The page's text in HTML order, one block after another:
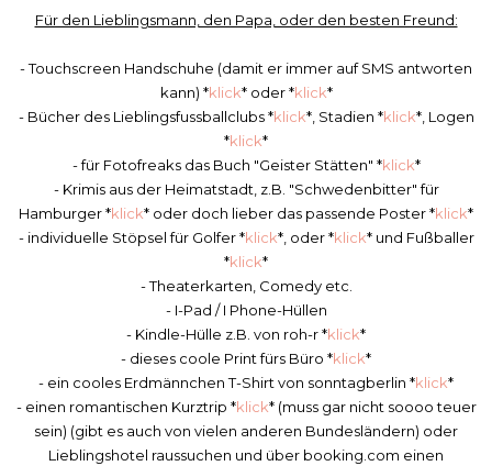
Für den Lieblingsmann, den Papa, oder den besten Freund:
- Touchscreen Handschuhe (damit er immer auf SMS antworten
kann) *klick* oder *klick*
- Bücher des Lieblingsfussballclubs *klick*, Stadien *klick*, Logen
*klick*
- für Fotofreaks das Buch "Geister Stätten" *klick*
- Krimis aus der Heimatstadt, z.B. "Schwedenbitter" für
Hamburger *klick* oder doch lieber das passende Poster *klick*
- individuelle Stöpsel für Golfer *klick*, oder *klick* und Fußballer
*klick*
- Theaterkarten, Comedy etc.
- I-Pad / I Phone-Hüllen
- Kindle-Hülle z.B. von roh-r *klick*
- dieses coole Print fürs Büro *klick*
- ein cooles Erdmännchen T-Shirt von sonntagberlin *klick*
- einen romantischen Kurztrip *klick* (muss gar nicht soooo teuer
sein) (gibt es auch von vielen anderen Bundesländern) oder
Lieblingshotel raussuchen und über booking.com einen